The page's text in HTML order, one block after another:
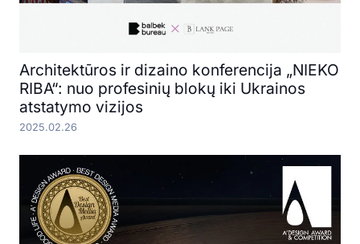
Architektūros ir dizaino konferencija „NIEKO
RIBA“: nuo profesinių blokų iki Ukrainos
atstatymo vizijos
2025.02.26